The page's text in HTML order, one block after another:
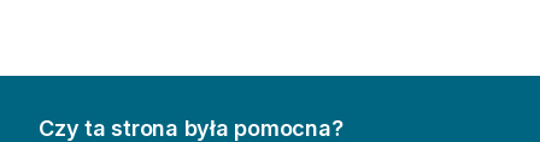
Czy ta strona była pomocna?